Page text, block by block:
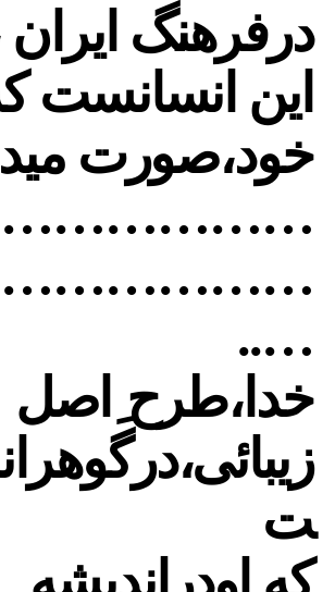
میدهد
درفرهنگ ایران
این انسانست
خود،صورت
…..
خدا،طرح ِاصل
ت